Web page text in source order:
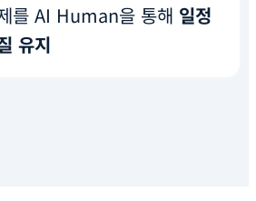
를 AI Human을 통해 일정
유지